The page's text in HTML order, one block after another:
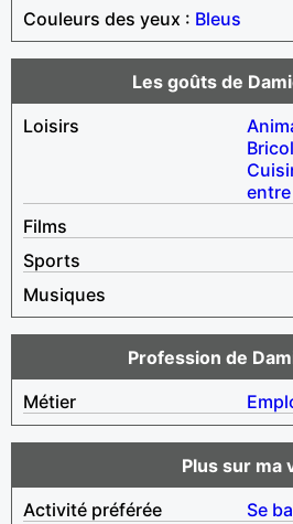
Couleurs des yeux : Bleus
Les goûts de
Loisirs
Films
Sports
Musiques
Profession de
Métier
Plus sur ma
Activité préférée
Se